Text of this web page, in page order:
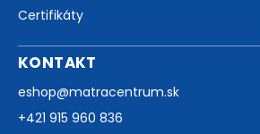
Certifikáty
KONTAKT
eshop@matracentrum.sk
+421 915 960 836